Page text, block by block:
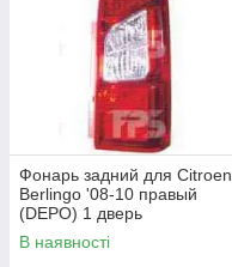
Фонарь задний для Citroen
Berlingo '08-10 правый
(DEPO) 1 дверь
В наявності